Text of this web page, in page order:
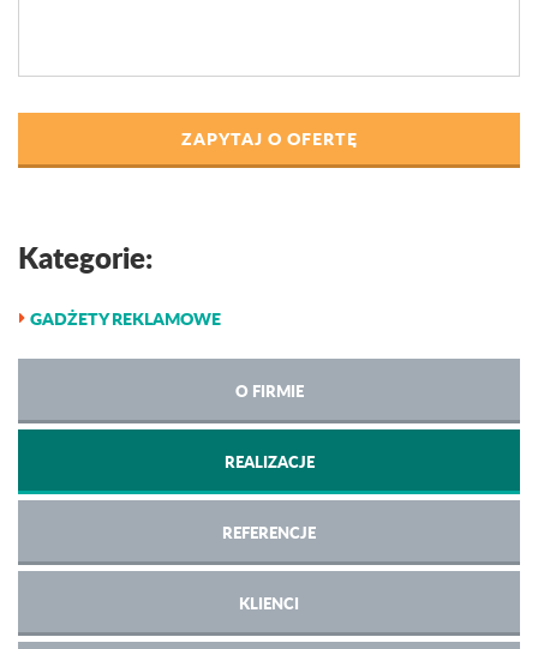
ZAPYTAJ O OFERTĘ
Kategorie:
GADŻETY REKLAMOWE
O FIRMIE
REALIZACJE
REFERENCJE
KLIENCI